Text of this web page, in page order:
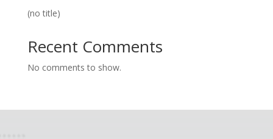
(no title)
Recent Comments
No comments to show.